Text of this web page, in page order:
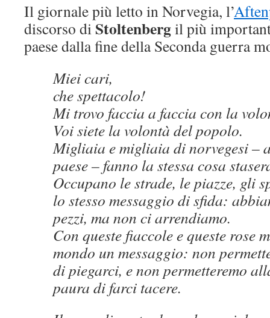
Il giornale più letto in Norvegia, l’
discorso diStoltenbergil più
paese dalla fine della Seconda guerra
Miei cari,
che spettacolo!
Mi trovo faccia a faccia con la
Voi siete la volontà del popolo.
Migliaia e migliaia di norvegesi –
paese – fanno la stessa cosa
Occupano le strade, le piazze, gli
lo stesso messaggio di sfida:
pezzi, ma non ci arrendiamo.
Con queste fiaccole e queste rose
mondo un messaggio: non
di piegarci, e non permetteremo
paura di farci tacere.